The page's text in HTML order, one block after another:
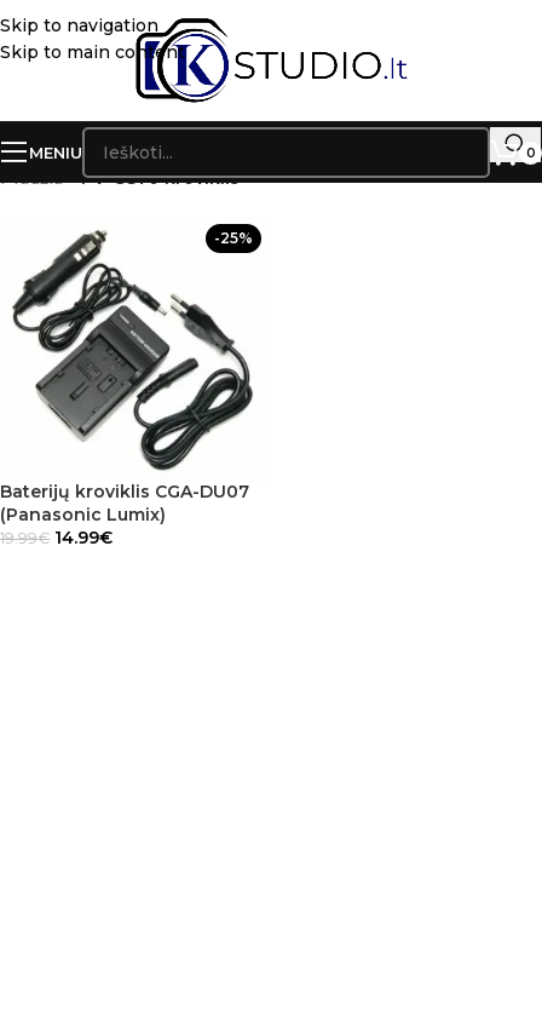
Skip to navigation
Skip to main content
MENIU 0
Pradžia»PV-GS70 kroviklis
-25%
Baterijų kroviklis CGA-DU07
(Panasonic Lumix)
19.99€ 14.99€